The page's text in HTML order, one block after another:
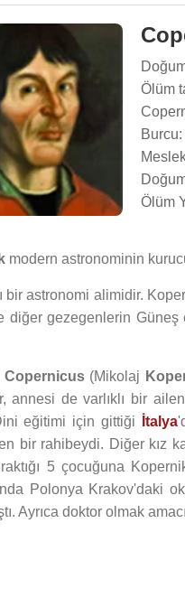
Ölüm
Burcu:
Ölüm
modern astronominin
bir astronomi alimidir.
diğer gezegenlerin Güneş
Copernicus(Mikolaj
annesi de varlıklı bir
eğitimi için gittiği
İtalya
bir rahibeydi. Diğer kız
5 çocuğuna
Polonya Krakov'daki
Ayrıca doktor olmak